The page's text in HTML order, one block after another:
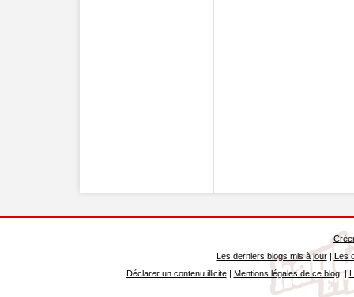
Les derniers blogs mis à jour| Les
Déclarer un contenu illicite| Mentions légales de ce blog|